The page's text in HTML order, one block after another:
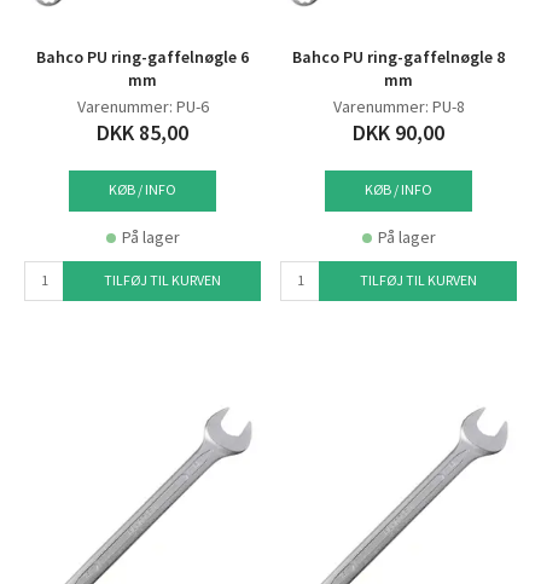
Bahco PU ring-gaffelnøgle 6
mm
Varenummer: PU-6
DKK 85,00
KØB / INFO
På lager
TILFØJ TIL KURVEN
Bahco PU ring-gaffelnøgle 8
mm
Varenummer: PU-8
DKK 90,00
KØB / INFO
På lager
TILFØJ TIL KURVEN